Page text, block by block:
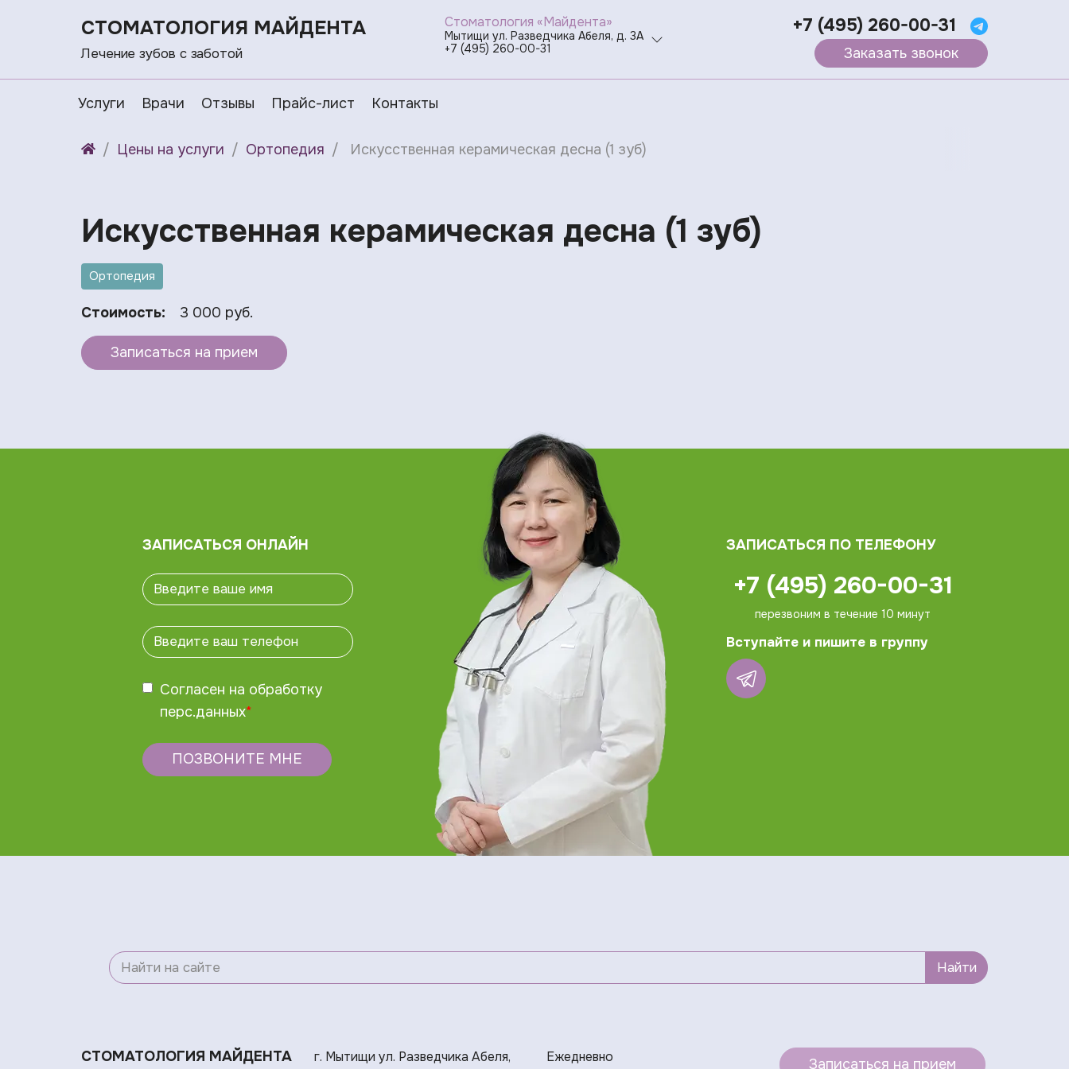
СТОМАТОЛОГИЯ МАЙДЕНТА
Лечение зубов с заботой
Стоматология «Майдента»
Мытищи ул. Разведчика Абеля, д. 3А
+7 (495) 260-00-31
+7 (495) 260-00-31
Заказать звонок
Услуги Врачи Отзывы Прайс-лист Контакты
Цены на услуги Ортопедия Искусственная керамическая десна (1 зуб)
Искусственная керамическая десна (1 зуб)
Ортопедия
Стоимость: 3 000 руб.
Записаться на прием
ЗАПИСАТЬСЯ ОНЛАЙН
Согласен на обработку
перс.данных*
ПОЗВОНИТЕ МНЕ
ЗАПИСАТЬСЯ ПО ТЕЛЕФОНУ
+7 (495) 260-00-31
перезвоним в течение 10 минут
Вступайте и пишите в группу
Найти
СТОМАТОЛОГИЯ МАЙДЕНТА г. Мытищи ул. Разведчика Абеля, Ежедневно Записаться на прием